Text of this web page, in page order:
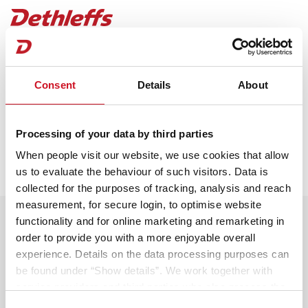
Consent Details About
Processing of your data by third parties
When people visit our website, we use cookies that allow
us to evaluate the behaviour of such visitors. Data is
collected for the purposes of tracking, analysis and reach
measurement, for secure login, to optimise website
functionality and for online marketing and remarketing in
order to provide you with a more enjoyable overall
experience. Details on the data processing purposes can
be found under “Show details”. We work together with
Termin-Anfragebestätigung
kontaktieren, um mit dir einen persönlichen
Beratungstermin abzustimmen.
Du erhältst in Kürze eine Eingangsbestätigung per
Mail. Dein ausgewählter Händler wird dich zeitnah
kontaktieren, um mit dir einen persönlichen
Beratungstermin abzustimmen.
Nutze die Wartezeit und gestalte dein
Traumfahrzeug!
Bereite dich optimal auf deine Beratung vor und
entdecke alle Möglichkeiten. Starte jetzt deine
Konfiguration!